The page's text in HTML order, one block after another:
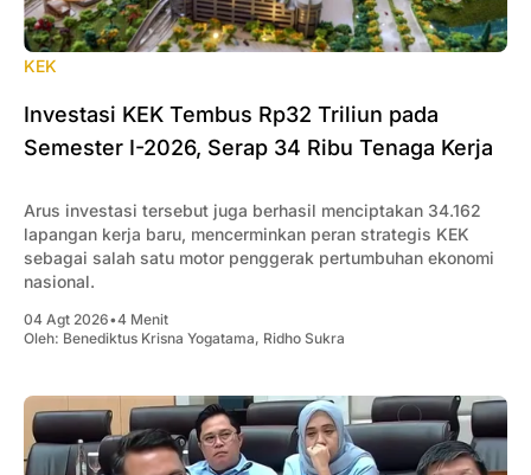
KEK
Investasi KEK Tembus Rp32 Triliun pada
Semester I-2026, Serap 34 Ribu Tenaga Kerja
Arus investasi tersebut juga berhasil menciptakan 34.162
lapangan kerja baru, mencerminkan peran strategis KEK
sebagai salah satu motor penggerak pertumbuhan ekonomi
nasional.
04 Agt 2026•4 Menit
Oleh: Benediktus Krisna Yogatama, Ridho Sukra